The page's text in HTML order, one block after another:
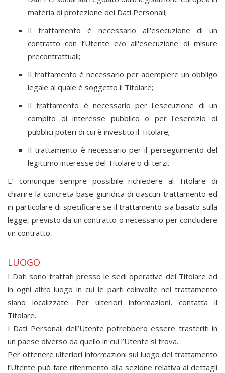
materia di protezione dei Dati Personali;
Il trattamento è necessario all'esecuzione di un
contratto con l’Utente e/o all'esecuzione di misure
precontrattuali;
Il trattamento è necessario per adempiere un obbligo
legale al quale è soggetto il Titolare;
Il trattamento è necessario per l'esecuzione di un
compito di interesse pubblico o per l'esercizio di
pubblici poteri di cui è investito il Titolare;
Il trattamento è necessario per il perseguimento del
legittimo interesse del Titolare o di terzi.
E’ comunque sempre possibile richiedere al Titolare di
chiarire la concreta base giuridica di ciascun trattamento ed
in particolare di specificare se il trattamento sia basato sulla
legge, previsto da un contratto o necessario per concludere
un contratto.
LUOGO
I Dati sono trattati presso le sedi operative del Titolare ed
in ogni altro luogo in cui le parti coinvolte nel trattamento
siano localizzate. Per ulteriori informazioni, contatta il
Titolare.
I Dati Personali dell’Utente potrebbero essere trasferiti in
un paese diverso da quello in cui l’Utente si trova.
Per ottenere ulteriori informazioni sul luogo del trattamento
l’Utente può fare riferimento alla sezione relativa ai dettagli